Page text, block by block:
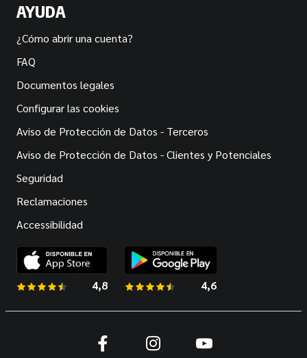
AYUDA
¿Cómo abrir una cuenta?
FAQ
Documentos legales
Configurar las cookies
Aviso de Protección de Datos - Terceros
Aviso de Protección de Datos - Clientes y Potenciales
Seguridad
Reclamaciones
Accessibilidad
4,8 de 5 estrellas 4,6de 5 estrellas
Facebook Instagram Youtube